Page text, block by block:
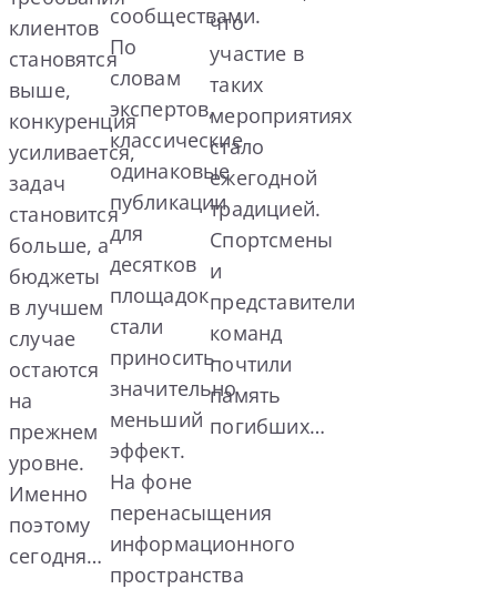
клиентов
становятся
выше,
конкуренция
усиливается,
задач
становится
больше, а
бюджеты
в лучшем
случае
остаются
на
прежнем
уровне.
Именно
поэтому
сегодня…
сообществами.
По
словам
экспертов,
классические
одинаковые
публикации
для
десятков
площадок
стали
приносить
значительно
меньший
эффект.
На фоне
перенасыщения
информационного
пространства
что
участие в
таких
мероприятиях
стало
ежегодной
традицией.
Спортсмены
и
представители
команд
почтили
память
погибших…